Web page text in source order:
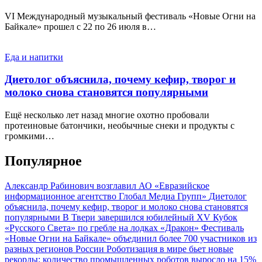
VI Международный музыкальный фестиваль «Новые Огни на
Байкале» прошел с 22 по 26 июля в…
Еда и напитки
Диетолог объяснила, почему кефир, творог и
молоко снова становятся популярными
Ещё несколько лет назад многие охотно пробовали
протеиновые батончики, необычные снеки и продукты с
громкими…
Популярное
Александр Рабинович возглавил АО «Евразийское
информационное агентство Глобал Медиа Групп» Диетолог
объяснила, почему кефир, творог и молоко снова становятся
популярными В Твери завершился юбилейный XV Кубок
«Русского Света» по гребле на лодках «Дракон» Фестиваль
«Новые Огни на Байкале» объединил более 700 участников из
разных регионов России Роботизация в мире бьет новые
рекорды: количество промышленных роботов выросло на 15%